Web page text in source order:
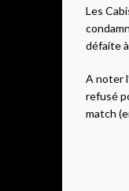
Les
défaite
A noter
refusé
match